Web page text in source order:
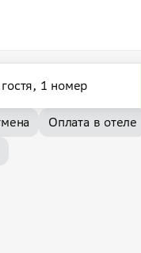
1 номер
Оплата в отеле